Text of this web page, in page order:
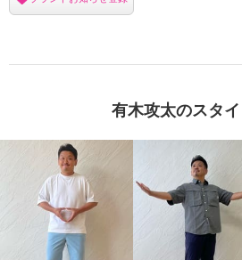
有木攻太のスタ